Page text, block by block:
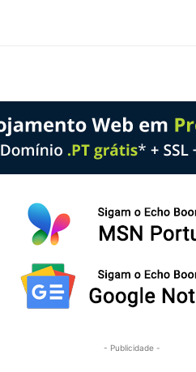
- Publicidade -